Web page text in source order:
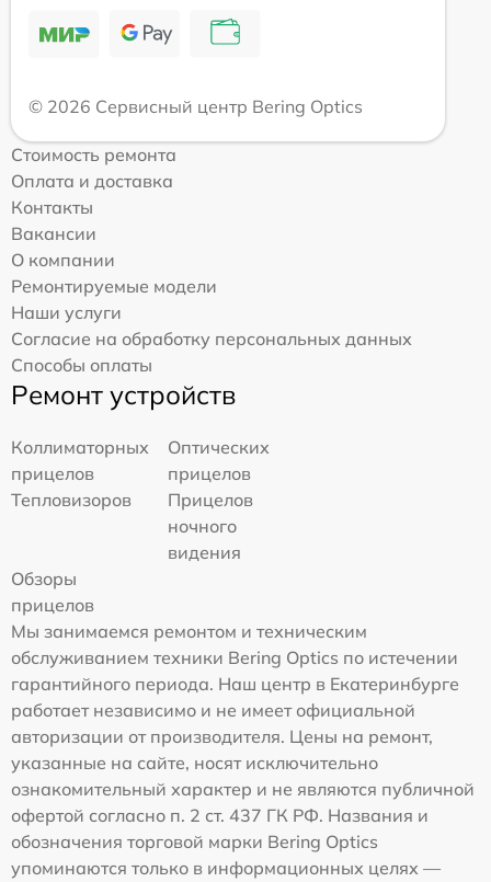
© 2026 Сервисный центр Bering Optics
Стоимость ремонта
Оплата и доставка
Контакты
Вакансии
О компании
Ремонтируемые модели
Наши услуги
Согласие на обработку персональных данных
Способы оплаты
Ремонт устройств
Коллиматорных
прицелов
Оптических
прицелов
Тепловизоров
Прицелов
ночного
видения
Обзоры
прицелов
Мы занимаемся ремонтом и техническим
обслуживанием техники Bering Optics по истечении
гарантийного периода. Наш центр в Екатеринбурге
работает независимо и не имеет официальной
авторизации от производителя. Цены на ремонт,
указанные на сайте, носят исключительно
ознакомительный характер и не являются публичной
офертой согласно п. 2 ст. 437 ГК РФ. Названия и
обозначения торговой марки Bering Optics
упоминаются только в информационных целях —